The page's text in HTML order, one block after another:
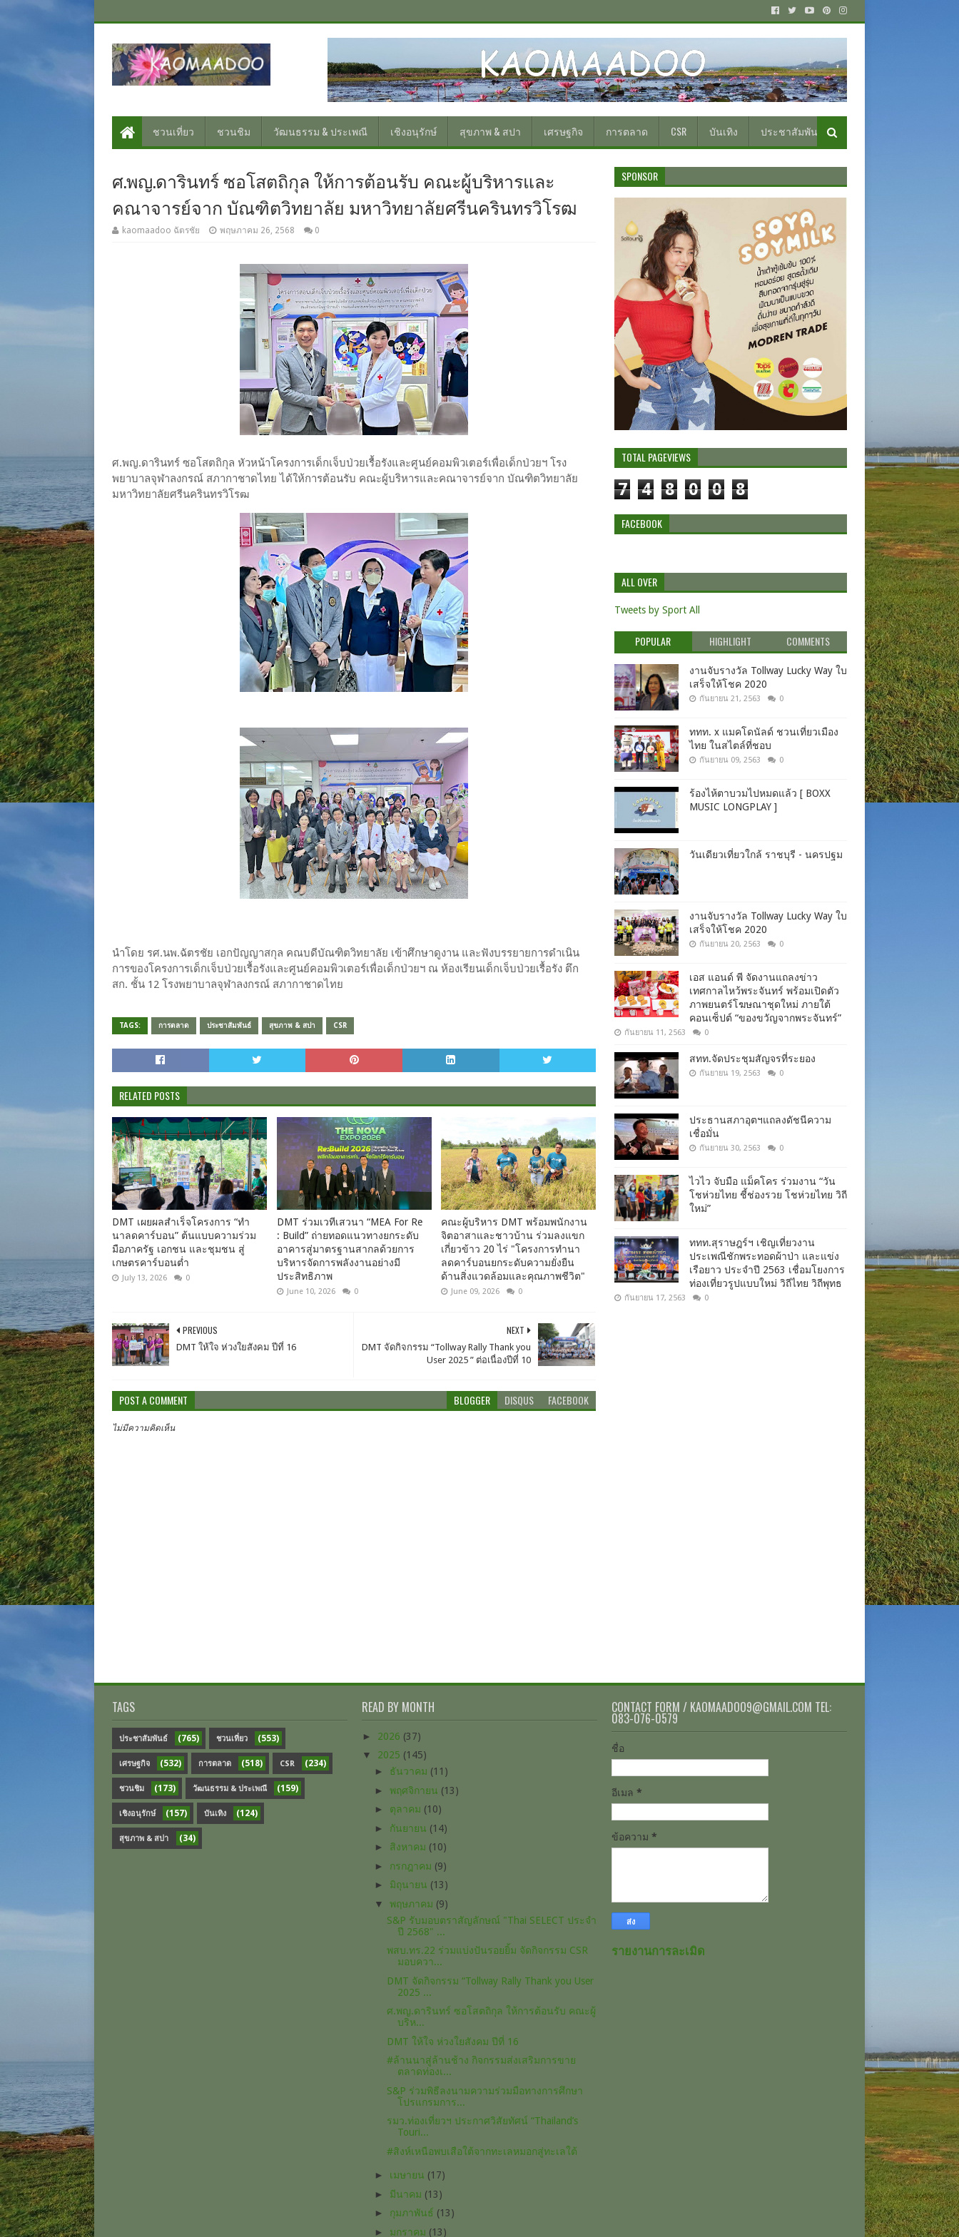
ชวนเที่ยว ชวนชิม วัฒนธรรม & ประเพณี เชิงอนุรักษ์ สุขภาพ & สปา เศรษฐกิจ การตลาด CSR บันเทิง ประชาสัมพันธ์
ศ.พญ.ดารินทร์ ซอโสตถิกุล​ ให้การต้อนรับ คณะผู้บริหารและ
คณาจารย์จาก บัณฑิตวิทยาลัย มหาวิทยาลัยศรีนครินทรวิโรฒ
kaomaadoo ฉัตรชัย พฤษภาคม 26, 2568 0
ศ.พญ.ดารินทร์ ซอโสตถิกุล หัวหน้าโครงการเด็กเจ็บป่วยเรื้อรังและศูนย์คอมพิวเตอร์เพื่อเด็กป่วยฯ โรง
พยาบาลจุฬาลงกรณ์ สภากาชาดไทย ได้ให้การต้อนรับ คณะผู้บริหารและคณาจารย์จาก บัณฑิตวิทยาลัย
มหาวิทยาลัยศรีนครินทรวิโรฒ
นำโดย รศ.นพ.ฉัตรชัย เอกปัญญาสกุล คณบดีบัณฑิตวิทยาลัย เข้าศึกษาดูงาน และฟังบรรยายการดำเนิน
การของโครงการเด็กเจ็บป่วยเรื้อรังและศูนย์คอมพิวเตอร์เพื่อเด็กป่วยฯ ณ ห้องเรียนเด็กเจ็บป่วยเรื้อรัง ตึก
สก. ชั้น 12 โรงพยาบาลจุฬาลงกรณ์ สภากาชาดไทย
TAGS: การตลาด ประชาสัมพันธ์ สุขภาพ & สปา CSR
RELATED POSTS
DMT เผยผลสำเร็จโครงการ “ทำ
นาลดคาร์บอน” ต้นแบบความร่วม
มือภาครัฐ เอกชน และชุมชน สู่
เกษตรคาร์บอนต่ำ
July 13, 2026 0
DMT ร่วมเวทีเสวนา “MEA For Re
: Build” ถ่ายทอดแนวทางยกระดับ
อาคารสู่มาตรฐานสากลด้วยการ
บริหารจัดการพลังงานอย่างมี
ประสิทธิภาพ
June 10, 2026 0
คณะ​ผู้บริหาร​ DMT​ พร้อม​พนักงาน​
จิต​อาสา​และชาวบ้าน​ ร่วมลงแขก​
เกี่ยวข้าว​ 20​ ไร่​ "โครงการ​ทำนา​
ลดคาร์บอนยกระดับ​ความ​ยั่งยืน​
ด้าน​สิ่งแวดล้อม​และ​คุณภาพ​ชีวิต"
June 09, 2026 0
NEXT
DMT จัดกิจกรรม “Tollway Rally Thank you
User 2025 ” ต่อเนื่องปีที่ 10
PREVIOUS
DMT ให้ใจ ห่วงใยสังคม ปีที่ 16
POST A COMMENT BLOGGER DISQUS FACEBOOK
ไม่มีความคิดเห็น
SPONSOR
TOTAL PAGEVIEWS
7 4 8 0 0 8
FACEBOOK
ALL OVER
Tweets by Sport All
POPULAR HIGHLIGHT COMMENTS
งานจับรางวัล Tollway Lucky Way ใบ
เสร็จให้โชค 2020
กันยายน 21, 2563 0
ททท. x แมคโดนัลด์ ชวนเที่ยวเมือง
ไทย ในสไตล์ที่ชอบ
กันยายน 09, 2563 0
ร้องไห้ตาบวมไปหมดแล้ว [ BOXX
MUSIC LONGPLAY ]
วันเดียวเที่ยวใกล้ ราชบุรี - นครปฐม
งานจับรางวัล Tollway Lucky Way ใบ
เสร็จให้โชค 2020
กันยายน 20, 2563 0
เอส แอนด์ พี จัดงานแถลงข่าว
เทศกาลไหว้พระจันทร์ พร้อมเปิดตัว
ภาพยนตร์โฆษณาชุดใหม่ ภายใต้
คอนเซ็ปต์ “ของขวัญจากพระจันทร์”
กันยายน 11, 2563 0
สทท.จัดประชุมสัญจรที่ระยอง
กันยายน 19, 2563 0
ประธานสภาอุตฯแถลงดัชนีความ
เชื่อมั่น​
กันยายน 30, 2563 0
ไวไว จับมือ แม็คโคร ร่วมงาน “วัน
โชห่วยไทย ชี้ช่องรวย โชห่วยไทย วิถี
ใหม่”
ททท.สุราษฎร์ฯ เชิญเที่ยวงาน
ประเพณีชักพระทอดผ้าป่า และแข่ง
เรือยาว ประจำปี 2563 เชื่อมโยงการ
ท่องเที่ยวรูปแบบใหม่ วิถีไทย วิถีพุทธ
กันยายน 17, 2563 0
TAGS
ประชาสัมพันธ์ (765) ชวนเที่ยว (553)
เศรษฐกิจ (532) การตลาด (518) CSR (234)
ชวนชิม (173) วัฒนธรรม & ประเพณี (159)
เชิงอนุรักษ์ (157) บันเทิง (124)
สุขภาพ & สปา (34)
READ BY MONTH
► 2026 (37)
▼ 2025 (145)
► ธันวาคม (11)
► พฤศจิกายน (13)
► ตุลาคม (10)
► กันยายน (14)
► สิงหาคม (10)
► กรกฎาคม (9)
► มิถุนายน (13)
▼ พฤษภาคม (9)
S&P รับมอบตราสัญลักษณ์ "Thai SELECT ประจำ
ปี 2568" ...
พสบ.ทร.22 ร่วมแบ่งปันรอยยิ้ม จัดกิจกรรม CSR
มอบควา...
DMT จัดกิจกรรม “Tollway Rally Thank you User
2025 ...
ศ.พญ.ดารินทร์ ซอโสตถิกุล​ ให้การต้อนรับ คณะผู้
บริห...
DMT ให้ใจ ห่วงใยสังคม ปีที่ 16
#ล้านนาสู่ล้านช้าง กิจกรรมส่งเสริมการขาย
ตลาดท่องเ...
S&P ร่วมพิธีลงนามความร่วมมือทางการศึกษา
โปรแกรมการ...
รมว.ท่องเที่ยวฯ ประกาศวิสัยทัศน์ “Thailand’s
Touri...
#สิงห์เหนือพบเสือใต้จากทะเลหมอกสู่ทะเลใต้
► เมษายน (17)
► มีนาคม (13)
► กุมภาพันธ์ (13)
► มกราคม (13)
CONTACT FORM / KAOMAADOO9@GMAIL.COM TEL:
083-076-0579
ชื่อ
อีเมล*
ข้อความ*
รายงานการละเมิด